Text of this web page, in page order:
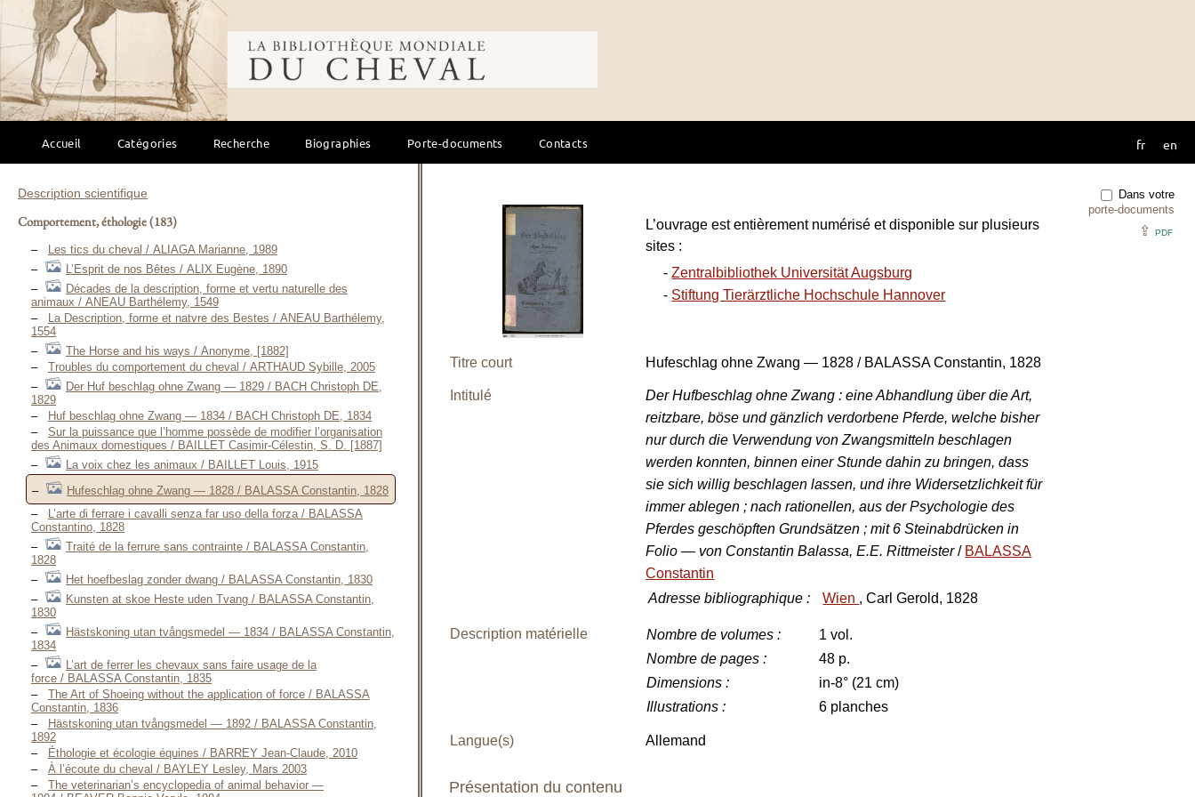
Bibliothèque mondiale du cheval
Accueil Catégories Recherche Biographies Porte-documents Contacts fr en
Description scientifique
Comportement, éthologie(183)
Les tics du cheval / ALIAGA Marianne, 1989
L’Esprit de nos Bêtes / ALIX Eugène, 1890
Décades de la description, forme et vertu naturelle des
animaux / ANEAU Barthélemy, 1549
La Description, forme et natvre des Bestes / ANEAU Barthélemy,
1554
The Horse and his ways / Anonyme, [1882]
Troubles du comportement du cheval / ARTHAUD Sybille, 2005
Der Huf beschlag ohne Zwang — 1829 / BACH Christoph DE,
1829
Huf beschlag ohne Zwang — 1834 / BACH Christoph DE, 1834
Sur la puissance que l’homme possède de modifier l’organisation
des Animaux domestiques / BAILLET Casimir-Célestin, S. D. [1887]
La voix chez les animaux / BAILLET Louis, 1915
Hufeschlag ohne Zwang — 1828 / BALASSA Constantin, 1828
L’arte di ferrare i cavalli senza far uso della forza / BALASSA
Constantino, 1828
Traité de la ferrure sans contrainte / BALASSA Constantin,
1828
Het hoefbeslag zonder dwang / BALASSA Constantin, 1830
Kunsten at skoe Heste uden Tvang / BALASSA Constantin,
1830
Hästskoning utan tvångsmedel — 1834 / BALASSA Constantin,
1834
L’art de ferrer les chevaux sans faire usage de la
force / BALASSA Constantin, 1835
The Art of Shoeing without the application of force / BALASSA
Constantin, 1836
Hästskoning utan tvångsmedel — 1892 / BALASSA Constantin,
1892
Éthologie et écologie équines / BARREY Jean-Claude, 2010
À l’écoute du cheval / BAYLEY Lesley, Mars 2003
The veterinarian’s encyclopedia of animal behavior —
Dans votre
porte-documents
⇪ PDF
L’ouvrage est entièrement numérisé et disponible sur plusieurs
sites :
-Zentralbibliothek Universität Augsburg
- Stiftung Tierärztliche Hochschule Hannover
Titre court Hufeschlag ohne Zwang — 1828 / BALASSA Constantin, 1828
Intitulé
Der Hufbeschlag ohne Zwang : eine Abhandlung über die Art,
reitzbare, böse und gänzlich verdorbene Pferde, welche bisher
nur durch die Verwendung von Zwangsmitteln beschlagen
werden konnten, binnen einer Stunde dahin zu bringen, dass
sie sich willig beschlagen lassen, und ihre Widersetzlichkeit für
immer ablegen ; nach rationellen, aus der Psychologie des
Pferdes geschöpften Grundsätzen ; mit 6 Steinabdrücken in
Folio — von Constantin Balassa, E.E. Rittmeister/ BALASSA
Constantin
Adresse bibliographique : Wien , Carl Gerold, 1828
Description matérielle Nombre de volumes :
1 vol.
Nombre de pages :
48 p.
Dimensions :
in-8° (21 cm)
Illustrations : 6 planches
Langue(s) Allemand
Présentation du contenu